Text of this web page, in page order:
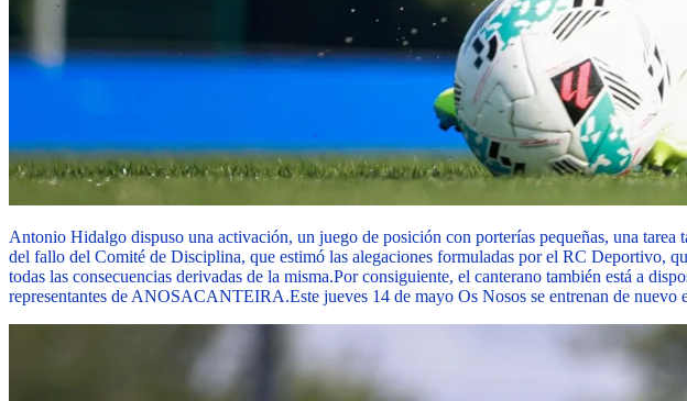
Antonio Hidalgo dispuso una activación, un juego de posición con porterías pequeñas, una tarea
del fallo del Comité de Disciplina, que estimó las alegaciones formuladas por el RC Deportivo,
todas las consecuencias derivadas de la misma.Por consiguiente, el canterano también está a
representantes de ANOSACANTEIRA.Este jueves 14 de mayo Os Nosos se entrenan de